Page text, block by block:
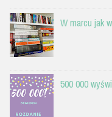
W marcu jak
500 000